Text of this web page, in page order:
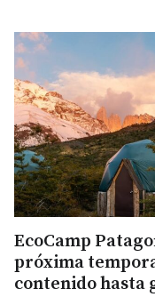
EcoCamp
próxima
contenido hasta